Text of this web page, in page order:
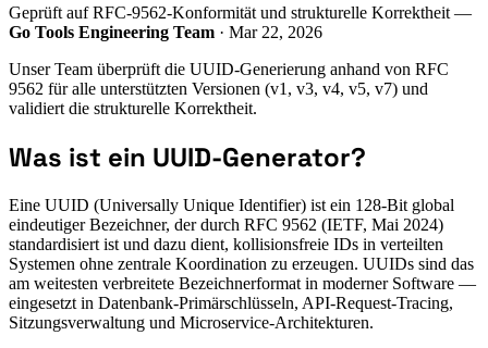
Geprüft auf RFC-9562-Konformität und strukturelle Korrektheit —
Go Tools Engineering Team · Mar 22, 2026
Unser Team überprüft die UUID-Generierung anhand von RFC
9562 für alle unterstützten Versionen (v1, v3, v4, v5, v7) und
validiert die strukturelle Korrektheit.
Was ist ein UUID-Generator?
Eine UUID (Universally Unique Identifier) ist ein 128-Bit global
eindeutiger Bezeichner, der durch RFC 9562 (IETF, Mai 2024)
standardisiert ist und dazu dient, kollisionsfreie IDs in verteilten
Systemen ohne zentrale Koordination zu erzeugen. UUIDs sind das
am weitesten verbreitete Bezeichnerformat in moderner Software —
eingesetzt in Datenbank-Primärschlüsseln, API-Request-Tracing,
Sitzungsverwaltung und Microservice-Architekturen.